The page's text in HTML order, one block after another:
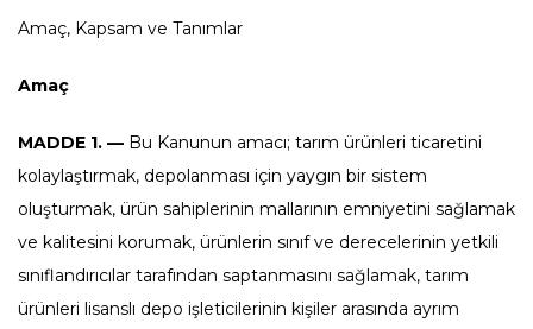
Amaç, Kapsam ve Tanımlar
Amaç
MADDE 1. — Bu Kanunun amacı; tarım ürünleri ticaretini
kolaylaştırmak, depolanması için yaygın bir sistem
oluşturmak, ürün sahiplerinin mallarının emniyetini sağlamak
ve kalitesini korumak, ürünlerin sınıf ve derecelerinin yetkili
sınıflandırıcılar tarafından saptanmasını sağlamak, tarım
ürünleri lisanslı depo işleticilerinin kişiler arasında ayrım